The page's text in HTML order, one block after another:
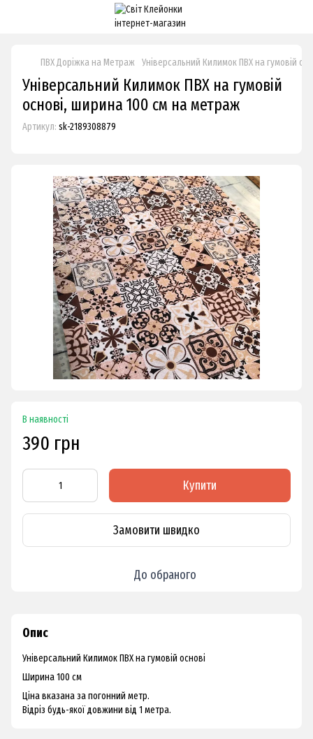
ПВХ Доріжка на Метраж Універсальний Килимок ПВХ на гумовій
Універсальний Килимок ПВХ на гумовій
основі, ширина 100 см на метраж
Артикул: sk-2189308879
В наявності
390 грн
Купити
Замовити швидко
До обраного
Опис
Універсальний Килимок ПВХ на гумовій основі
Ширина 100 см
Ціна вказана за погонний метр.
Відріз будь-якої довжини від 1 метра.